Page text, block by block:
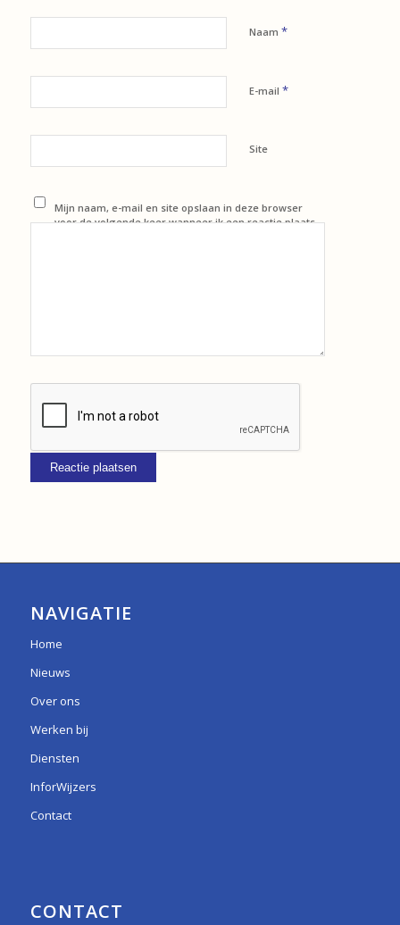
Naam *
E-mail *
Site
Mijn naam, e-mail en site opslaan in deze browser
voor de volgende keer wanneer ik een reactie plaats.
NAVIGATIE
Home
Nieuws
Over ons
Werken bij
Diensten
InforWijzers
Contact
CONTACT